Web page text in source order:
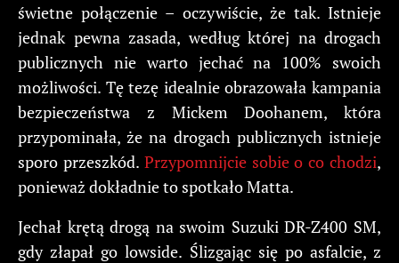
świetne połączenie – oczywiście, że tak. Istnieje
jednak pewna zasada, według której na drogach
publicznych nie warto jechać na 100% swoich
możliwości. Tę tezę idealnie obrazowała kampania
bezpieczeństwa z Mickem Doohanem, która
przypominała, że na drogach publicznych istnieje
sporo przeszkód. Przypomnijcie sobie o co chodzi,
ponieważ dokładnie to spotkało Matta.
Jechał krętą drogą na swoim Suzuki DR-Z400 SM,
gdy złapał go lowside. Ślizgając się po asfalcie, z